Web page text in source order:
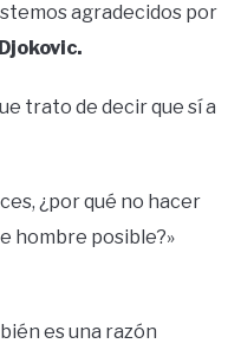
agradecidos por
trato de decir que sí a
¿por qué no hacer
hombre posible?»
es una razón